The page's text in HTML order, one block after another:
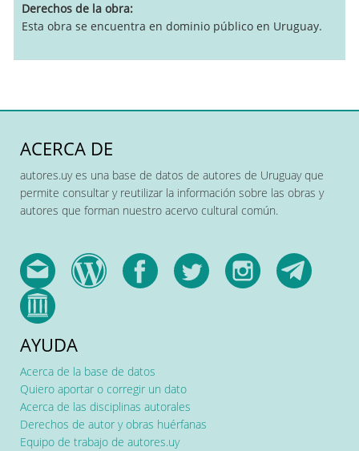
Derechos de la obra
Esta obra se encuentra en dominio público en Uruguay.
ACERCA DE
autores.uy es una base de datos de autores de Uruguay que
permite consultar y reutilizar la información sobre las obras y
autores que forman nuestro acervo cultural común.
AYUDA
Acerca de la base de datos
Quiero aportar o corregir un dato
Acerca de las disciplinas autorales
Derechos de autor y obras huérfanas
Equipo de trabajo de autores.uy